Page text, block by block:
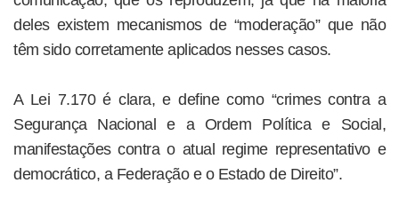
deles existem mecanismos de “moderação” que não
têm sido corretamente aplicados nesses casos.
A Lei 7.170 é clara, e define como “crimes contra a
Segurança Nacional e a Ordem Política e Social,
manifestações contra o atual regime representativo e
democrático, a Federação e o Estado de Direito”.